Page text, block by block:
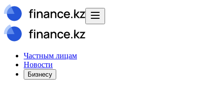
Частным лицам
Новости
Бизнесу